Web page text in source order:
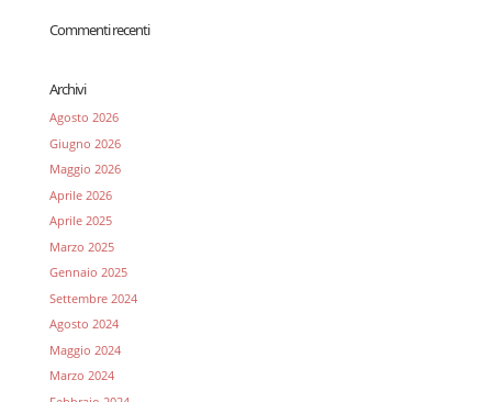
Commenti recenti
Archivi
Agosto 2026
Giugno 2026
Maggio 2026
Aprile 2026
Aprile 2025
Marzo 2025
Gennaio 2025
Settembre 2024
Agosto 2024
Maggio 2024
Marzo 2024